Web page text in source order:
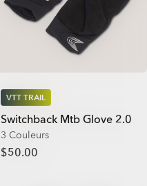
VTT TRAIL
Switchback Mtb Glove 2.0
3 Couleurs
$50.00